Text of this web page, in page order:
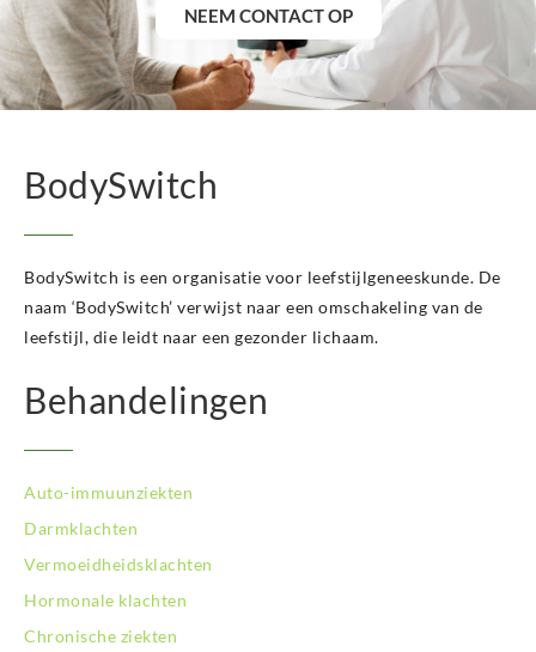
BodySwitch Heerlen
BodySwitch Helmond
BodySwitch Hengelo OV
BodySwitch Het Gooi
BodySwitch Hoofddorp
BodySwitch Hoorn
BodySwitch Kampen
BodySwitch Kerkrade
BodySwitch Krimpenerwaard
BodySwitch Leeuwarden
BodySwitch Leiden
BodySwitch Lelystad
BodySwitch Maastricht
BodySwitch Nijmegen
BodySwitch Oss
BodySwitch Purmerend
BodySwitch Rotterdam-Centrum
BodySwitch Rotterdam-Kralingen
NEEM CONTACT OP
BodySwitch
BodySwitch is een organisatie voor leefstijlgeneeskunde. De
naam ‘BodySwitch’ verwijst naar een omschakeling van de
leefstijl, die leidt naar een gezonder lichaam.
Behandelingen
Auto-immuunziekten
Darmklachten
Vermoeidheidsklachten
Hormonale klachten
Chronische ziekten